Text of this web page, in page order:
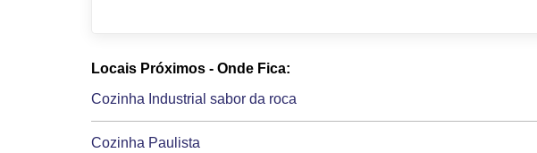
Locais Próximos - Onde Fica:
Cozinha Industrial sabor da roca
Cozinha Paulista